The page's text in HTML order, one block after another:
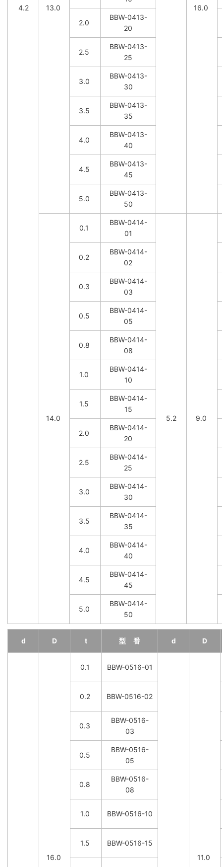
4.2 13.0 16.0
2.0
BBW-0413-
20
2.5
BBW-0413-
25
3.0
BBW-0413-
30
3.5
BBW-0413-
35
4.0
BBW-0413-
40
4.5
BBW-0413-
45
5.0
BBW-0413-
50
14.0
0.1
BBW-0414-
01
5.2 9.0
0.2
BBW-0414-
02
0.3
BBW-0414-
03
0.5
BBW-0414-
05
0.8
BBW-0414-
08
1.0
BBW-0414-
10
1.5
BBW-0414-
15
2.0
BBW-0414-
20
2.5
BBW-0414-
25
3.0
BBW-0414-
30
3.5
BBW-0414-
35
4.0
BBW-0414-
40
4.5
BBW-0414-
45
5.0
BBW-0414-
50
d D t 型 番 d D
16.0
0.1 BBW-0516-01
11.0
0.2 BBW-0516-02
0.3
BBW-0516-
03
0.5
BBW-0516-
05
0.8
BBW-0516-
08
1.0 BBW-0516-10
1.5 BBW-0516-15